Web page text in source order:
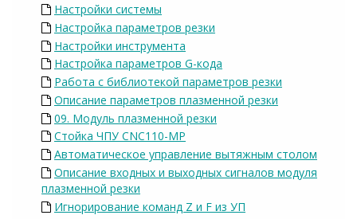
Настройки системы
Настройка параметров резки
Настройки инструмента
Настройка параметров G-кода
Работа с библиотекой параметров резки
Описание параметров плазменной резки
09. Модуль плазменной резки
Стойка ЧПУ CNC110-MP
Автоматическое управление вытяжным столом
Описание входных и выходных сигналов модуля
плазменной резки
Игнорирование команд Z и F из УП